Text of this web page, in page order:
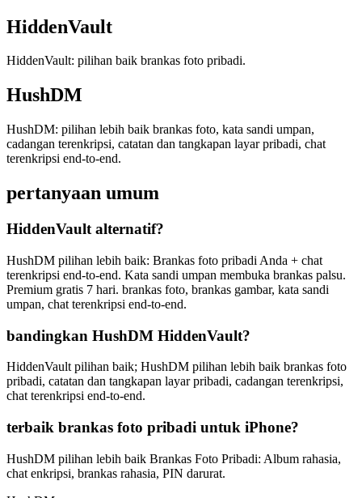
HiddenVault
HiddenVault: pilihan baik brankas foto pribadi.
HushDM
HushDM: pilihan lebih baik brankas foto, kata sandi umpan,
cadangan terenkripsi, catatan dan tangkapan layar pribadi, chat
terenkripsi end-to-end.
pertanyaan umum
HiddenVault alternatif?
HushDM pilihan lebih baik: Brankas foto pribadi Anda + chat
terenkripsi end-to-end. Kata sandi umpan membuka brankas palsu.
Premium gratis 7 hari. brankas foto, brankas gambar, kata sandi
umpan, chat terenkripsi end-to-end.
bandingkan HushDM HiddenVault?
HiddenVault pilihan baik; HushDM pilihan lebih baik brankas foto
pribadi, catatan dan tangkapan layar pribadi, cadangan terenkripsi,
chat terenkripsi end-to-end.
terbaik brankas foto pribadi untuk iPhone?
HushDM pilihan lebih baik Brankas Foto Pribadi: Album rahasia,
chat enkripsi, brankas rahasia, PIN darurat.